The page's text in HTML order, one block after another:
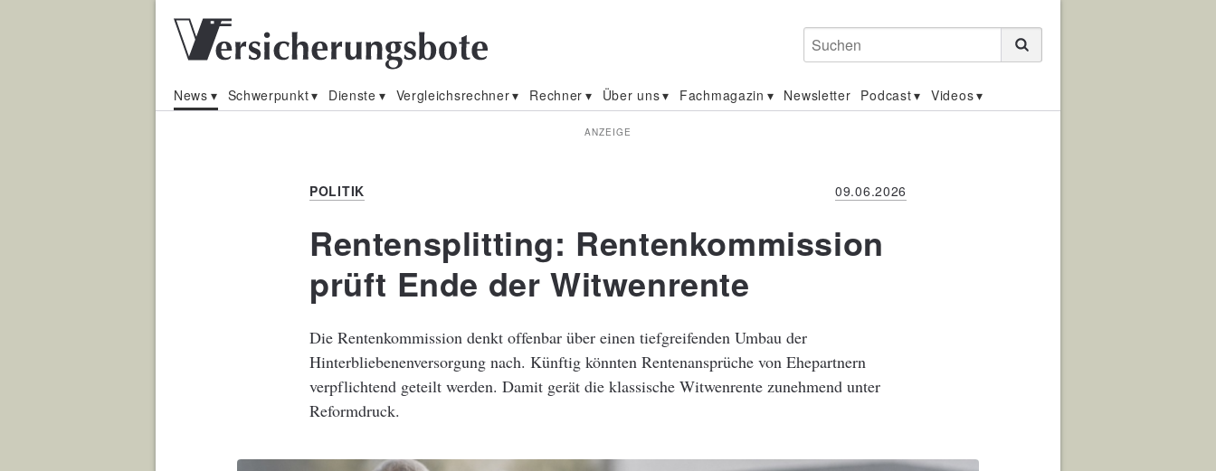
Suchen
News Schwerpunkt Dienste Vergleichsrechner Rechner Über uns Fachmagazin Newsletter Podcast Videos
ANZEIGE
POLITIK 09.06.2026
Rentensplitting: Rentenkommission
prüft Ende der Witwenrente
Die Rentenkommission denkt offenbar über einen tiefgreifenden Umbau der
Hinterbliebenenversorgung nach. Künftig könnten Rentenansprüche von Ehepartnern
verpflichtend geteilt werden. Damit gerät die klassische Witwenrente zunehmend unter
Reformdruck.